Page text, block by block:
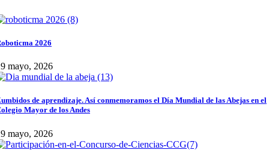
2026
mayo, 2026
de aprendizaje. Así conmemoramos el Día Mundial de las Abejas en el
Mayor de los Andes
mayo, 2026